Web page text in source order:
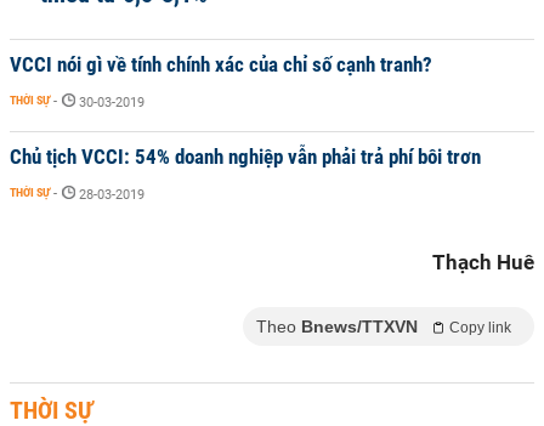
VCCI nói gì về tính chính xác của chỉ số cạnh tranh?
THỜI SỰ - 30-03-2019
Chủ tịch VCCI: 54% doanh nghiệp vẫn phải trả phí bôi trơn
THỜI SỰ - 28-03-2019
Thạch Huê
Theo Bnews/TTXVN Copy link
THỜI SỰ